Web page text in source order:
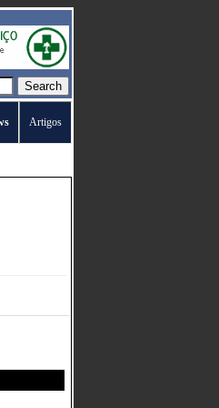
Artigos